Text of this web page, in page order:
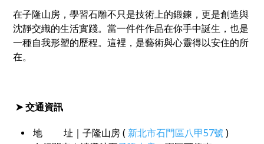
在子隆山房，學習石雕不只是技術上的鍛鍊，更是創造與
沈靜交織的生活實踐。當一件件作品在你手中誕生，也是
一種自我形塑的歷程。這裡，是藝術與心靈得以安住的所
在。
➤ 交通資訊
地 址｜子隆山房 ( 新北市石門區八甲57號)